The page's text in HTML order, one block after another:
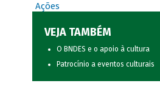
Ações
VEJA TAMBÉM
O BNDES e o apoio à cultura
Patrocínio a eventos culturais